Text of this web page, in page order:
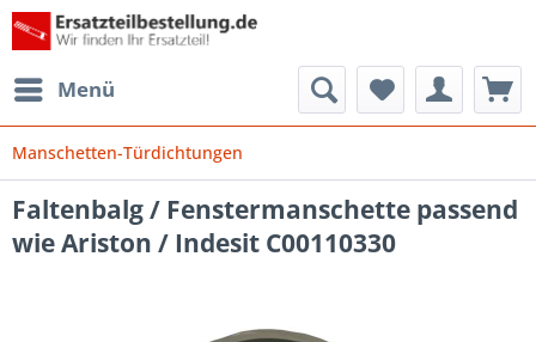
Menü
Manschetten-Türdichtungen
Faltenbalg / Fenstermanschette passend
wie Ariston / Indesit C00110330